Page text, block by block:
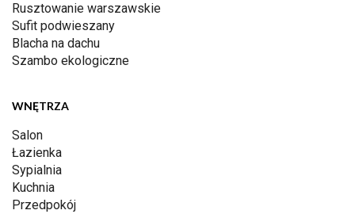
Rusztowanie warszawskie
Sufit podwieszany
Blacha na dachu
Szambo ekologiczne
WNĘTRZA
Salon
Łazienka
Sypialnia
Kuchnia
Przedpokój